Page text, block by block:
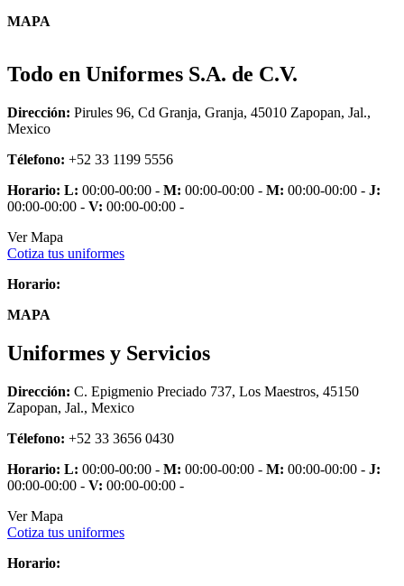
MAPA
Todo en Uniformes S.A. de C.V.
Dirección: Pirules 96, Cd Granja, Granja, 45010 Zapopan, Jal.,
Mexico
Télefono: +52 33 1199 5556
Horario: L: 00:00-00:00 - M: 00:00-00:00 - M: 00:00-00:00 - J:
00:00-00:00 - V: 00:00-00:00 -
Ver Mapa
Cotiza tus uniformes
Horario:
MAPA
Uniformes y Servicios
Dirección: C. Epigmenio Preciado 737, Los Maestros, 45150
Zapopan, Jal., Mexico
Télefono: +52 33 3656 0430
Horario: L: 00:00-00:00 - M: 00:00-00:00 - M: 00:00-00:00 - J:
00:00-00:00 - V: 00:00-00:00 -
Ver Mapa
Cotiza tus uniformes
Horario: